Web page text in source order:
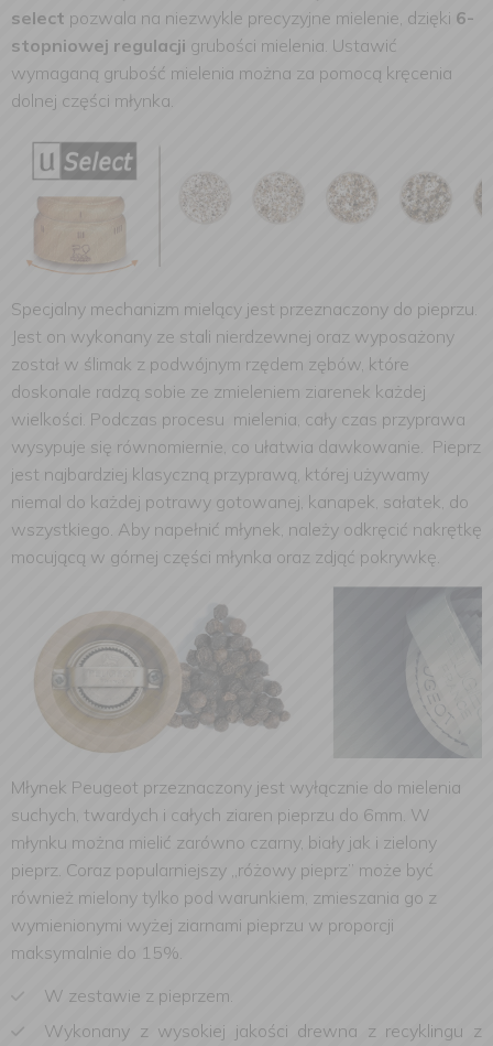
select pozwala na niezwykle precyzyjne mielenie, dzięki 6-
stopniowej regulacji grubości mielenia. Ustawić
wymaganą grubość mielenia można za pomocą kręcenia
dolnej części młynka.
Specjalny mechanizm mielący jest przeznaczony do pieprzu.
Jest on wykonany ze stali nierdzewnej oraz wyposażony
został w ślimak z podwójnym rzędem zębów, które
doskonale radzą sobie ze zmieleniem ziarenek każdej
wielkości. Podczas procesu mielenia, cały czas przyprawa
wysypuje się równomiernie, co ułatwia dawkowanie. Pieprz
jest najbardziej klasyczną przyprawą, której używamy
niemal do każdej potrawy gotowanej, kanapek, sałatek, do
wszystkiego. Aby napełnić młynek, należy odkręcić nakrętkę
mocującą w górnej części młynka oraz zdjąć pokrywkę.
Młynek Peugeot przeznaczony jest wyłącznie do mielenia
suchych, twardych i całych ziaren pieprzu do 6mm. W
młynku można mielić zarówno czarny, biały jak i zielony
pieprz. Coraz popularniejszy „różowy pieprz” może być
również mielony tylko pod warunkiem, zmieszania go z
wymienionymi wyżej ziarnami pieprzu w proporcji
maksymalnie do 15%.
W zestawie z pieprzem.
Wykonany z wysokiej jakości drewna z recyklingu z